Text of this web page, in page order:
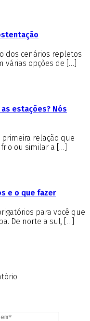
dos cenários repletos
várias opções de […]
estações? Nós
relação que
ou similar a […]
e o que fazer
para você que
De norte a sul, […]